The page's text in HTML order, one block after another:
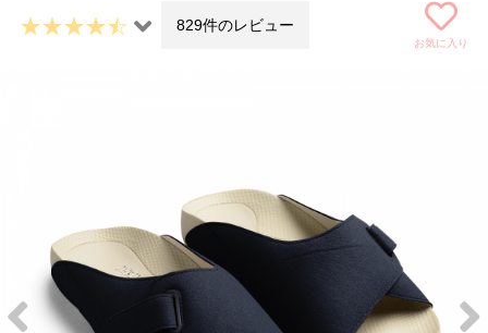
829件のレビュー
お気に入り